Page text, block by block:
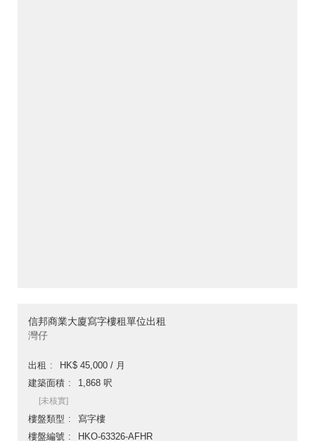
信邦商業大廈寫字樓租單位出租
灣仔
出租
HK$ 45,000 / 月
建築面積
1,868 呎
[未核實]
樓盤類型
寫字樓
樓盤編號
HKO-63326-AFHR